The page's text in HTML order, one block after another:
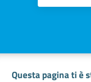
Questa pagina ti è